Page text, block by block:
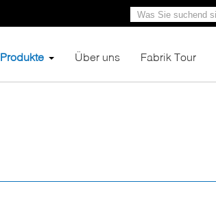
Produkte Über uns Fabrik Tour